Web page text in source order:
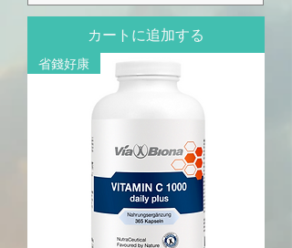
カートに追加する
省錢好康